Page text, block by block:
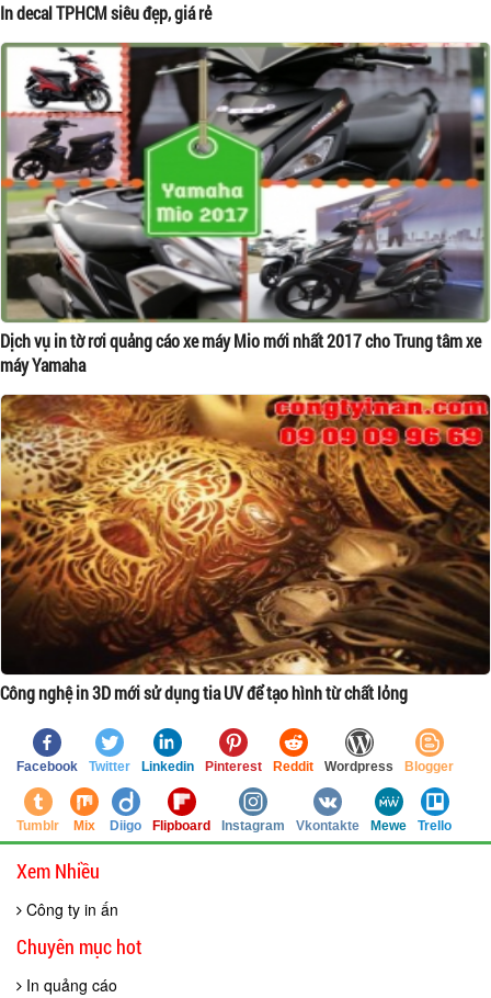
In decal TPHCM siêu đẹp, giá rẻ
Dịch vụ in tờ rơi quảng cáo xe máy Mio mới nhất 2017 cho Trung tâm xe
máy Yamaha
Công nghệ in 3D mới sử dụng tia UV để tạo hình từ chất lỏng
Facebook Twitter Linkedin Pinterest Reddit Wordpress Blogger
Tumblr Mix Diigo Flipboard Instagram Vkontakte Mewe Trello
Xem Nhiều
Công ty in ấn
Chuyên mục hot
In quảng cáo